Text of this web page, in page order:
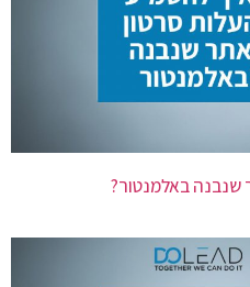
שנבנה באלמנטור?